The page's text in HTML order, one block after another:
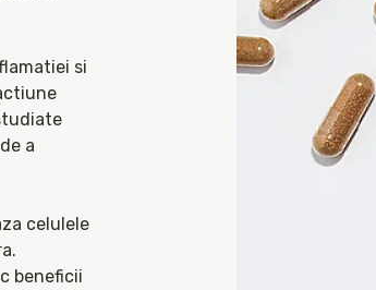
si
a
celulele
beneficii